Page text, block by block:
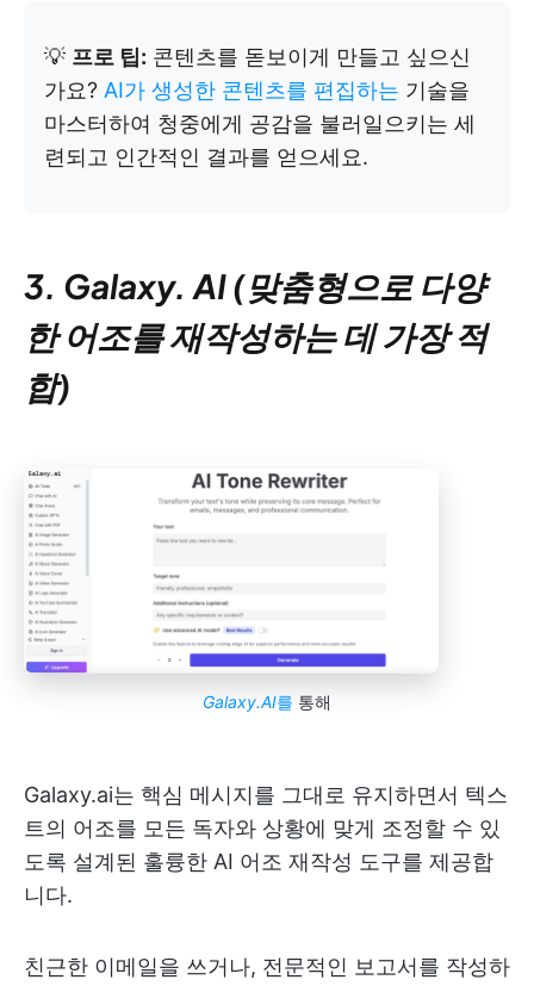
💡 프로 팁: 콘텐츠를 돋보이게 만들고 싶으신
가요? AI가 생성한 콘텐츠를 편집하는 기술을
마스터하여 청중에게 공감을 불러일으키는 세
련되고 인간적인 결과를 얻으세요.
3. Galaxy. AI (맞춤형으로 다양
한 어조를 재작성하는 데 가장 적
합)
Galaxy.AI를 통해
Galaxy.ai는 핵심 메시지를 그대로 유지하면서 텍스
트의 어조를 모든 독자와 상황에 맞게 조정할 수 있
도록 설계된 훌륭한 AI 어조 재작성 도구를 제공합
니다.
친근한 이메일을 쓰거나, 전문적인 보고서를 작성하